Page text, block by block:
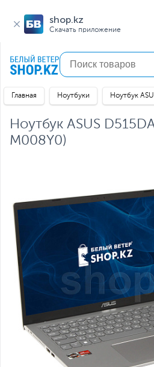
shop.kz
Скачать приложение
Главная Ноутбуки Ноутбук
Ноутбук ASUS
M008Y0)